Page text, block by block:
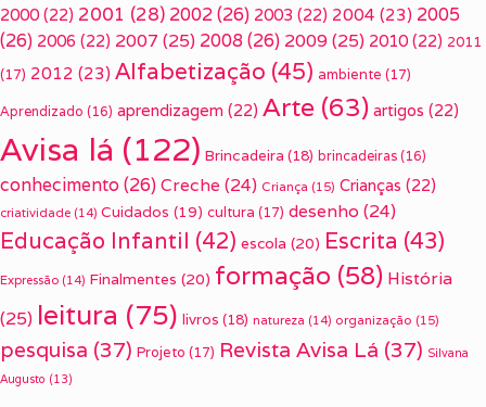
2000 (22) 2001 (28) 2002(26) 2003 (22) 2004 (23) 2005
(26) 2006 (22) 2007 (25) 2008(26) 2009(25) 2010 (22) 2011
(17) 2012 (23) Alfabetização (45) ambiente (17)
Aprendizado (16) aprendizagem (22) Arte (63) artigos (22)
Avisa lá (122) Brincadeira (18) brincadeiras (16)
conhecimento(26) Creche (24) Criança (15) Crianças (22)
criatividade (14) Cuidados (19) cultura (17) desenho (24)
Educação Infantil (42) escola (20) Escrita (43)
Expressão (14) Finalmentes (20) formação (58) História
(25) leitura (75) livros (18) natureza (14) organização (15)
pesquisa (37) Projeto (17) Revista Avisa Lá (37) Silvana
Augusto (13)